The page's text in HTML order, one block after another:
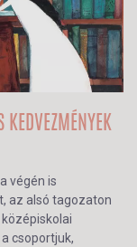
végén is
az alsó tagozaton
csoportjuk,